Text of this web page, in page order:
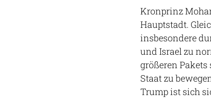
Kronprinz
Hauptstadt.
insbesondere
und Israel zu
größeren
Staat zu
Trump ist sich